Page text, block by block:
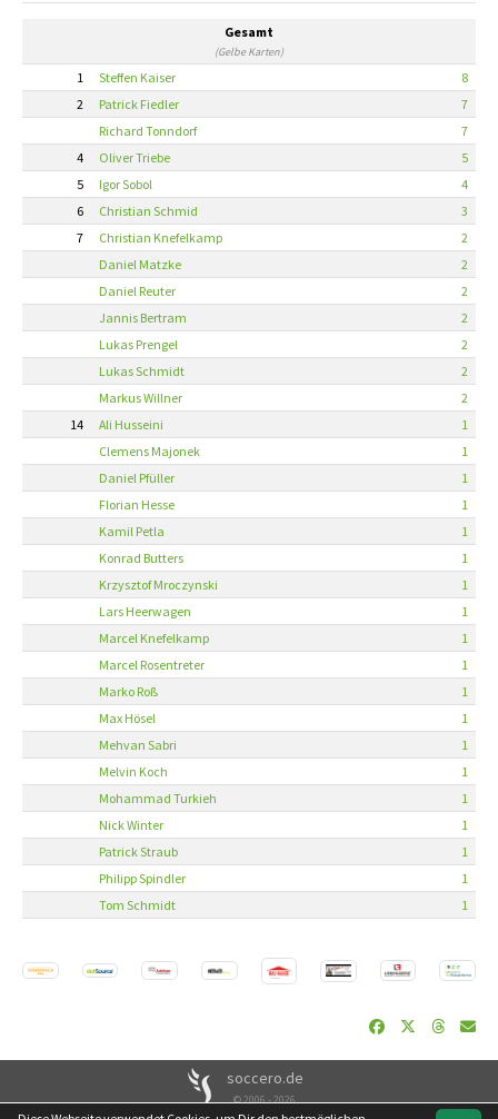
Gesamt
(Gelbe Karten)
1 Steffen Kaiser
8
2
Patrick Fiedler
7
Richard Tonndorf
7
4
Oliver Triebe
5
5
Igor Sobol
4
6
Christian Schmid
3
7
Christian Knefelkamp
2
Daniel Matzke
2
Daniel Reuter
2
Jannis Bertram
2
Lukas Prengel
2
Lukas Schmidt
2
Markus Willner
2
14
Ali Husseini
1
Clemens Majonek
1
Daniel Pfüller
1
Florian Hesse
1
Kamil Petla
1
Konrad Butters
1
Krzysztof Mroczynski
1
Lars Heerwagen
1
Marcel Knefelkamp
1
Marcel Rosentreter
1
Marko Roß
1
Max Hösel
1
Mehvan Sabri
1
Melvin Koch
1
Mohammad Turkieh
1
Nick Winter
1
Patrick Straub
1
Philipp Spindler
1
Tom Schmidt
1
soccero.de
© 2006 - 2026